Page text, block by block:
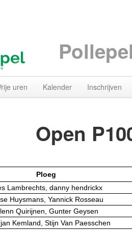
uren Kalender Inschrijven
Open
Ploeg
Lambrechts, danny hendrickx
Huysmans, Yannick Rosseau
Quirijnen, Gunter Geysen
Kemland, Stijn Van Paesschen